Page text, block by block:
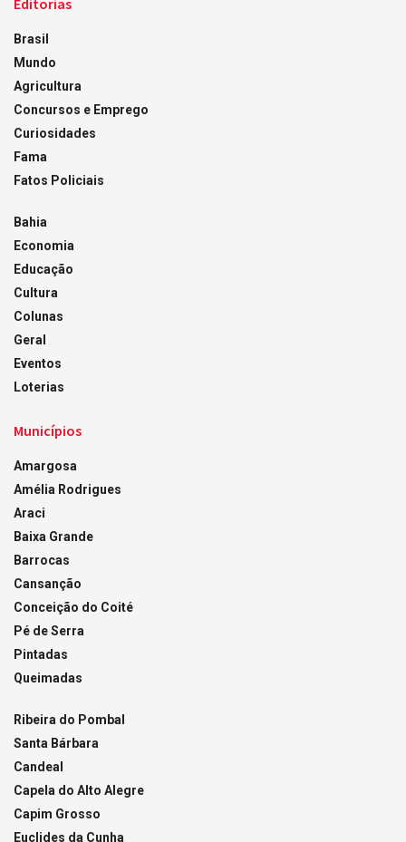
Editorias
Brasil
Mundo
Agricultura
Concursos e Emprego
Curiosidades
Fama
Fatos Policiais
Bahia
Economia
Educação
Cultura
Colunas
Geral
Eventos
Loterias
Municípios
Amargosa
Amélia Rodrigues
Araci
Baixa Grande
Barrocas
Cansanção
Conceição do Coité
Pé de Serra
Pintadas
Queimadas
Ribeira do Pombal
Santa Bárbara
Candeal
Capela do Alto Alegre
Capim Grosso
Euclides da Cunha